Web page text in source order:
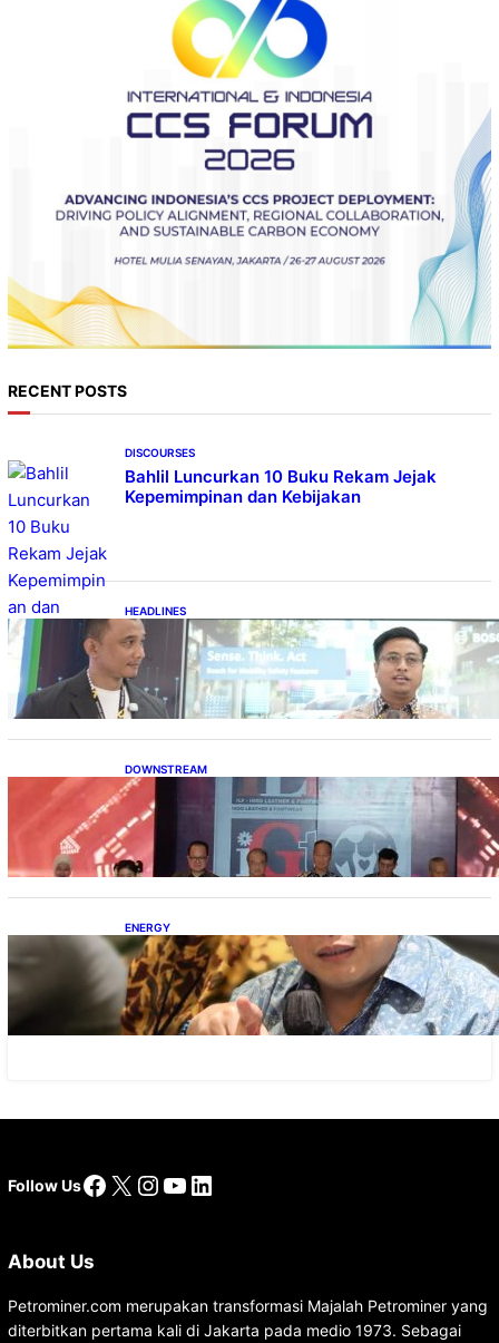
RECENT POSTS
DISCOURSES
Bahlil Luncurkan 10 Buku Rekam Jejak
Kepemimpinan dan Kebijakan
HEADLINES
Teknologi Keselamatan, Penentu Baru
Persaingan Industri Otomotif
DOWNSTREAM
Terbuka, Peluang Usaha bagi IKM Alas Kaki
Lokal
ENERGY
IESR: Kepemimpinan Terpadu jadi Kunci
Percepatan PLTS 100 GW
Follow UsFacebook
X Instagram
YouTube
LinkedIn
About Us
Petrominer.com merupakan transformasi Majalah Petrominer yang
diterbitkan pertama kali di Jakarta pada medio 1973. Sebagai